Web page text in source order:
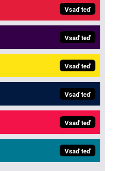
Vsaď teď
Vsaď teď
Vsaď teď
Vsaď teď
Vsaď teď
Vsaď teď